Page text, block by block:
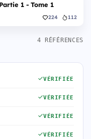
1 - Tome 1
224 112
4 RÉFÉRENCES
VÉRIFIÉE
VÉRIFIÉE
VÉRIFIÉE
VÉRIFIÉE